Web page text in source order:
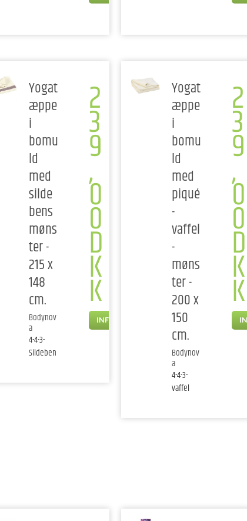
Yogat
æppe
i
bomu
ld
med
silde
bens
møns
ter -
215 x
148
cm.
Bodynov
a
4-4-3-
Sildeben
2
3
9
,
0
0
D
K
K
INFO
Yogat
æppe
i
bomu
ld
med
piqué
-
vaffel
-
møns
ter -
200 x
150
cm.
Bodynov
a
4-4-3-
vaffel
2
3
9
,
0
0
D
K
K